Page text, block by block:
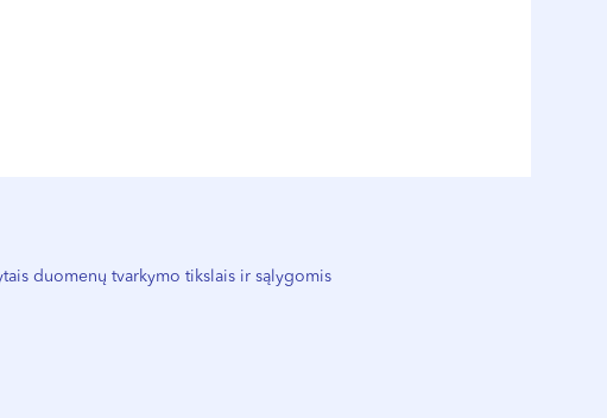
duomenų tvarkymo tikslais ir sąlygomis